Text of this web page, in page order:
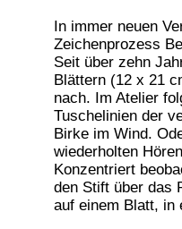
In immer neuen
Zeichenprozess
Seit über zehn
Blättern (12 x 21
nach. Im Atelier
Tuschelinien der
Birke im Wind.
wiederholten
Konzentriert
den Stift über das
auf einem Blatt, in